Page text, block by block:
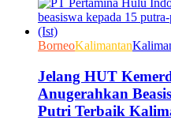
BorneoKalimantan
Jelang HUT
Anugerahkan
Putri Terbaik